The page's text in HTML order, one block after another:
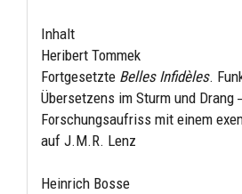
Inhalt
Heribert Tommek
Fortgesetzte Belles Infidèles.
Übersetzens im Sturm und Drang
Forschungsaufriss mit einem
auf J.M.R. Lenz
Heinrich Bosse